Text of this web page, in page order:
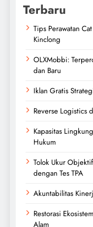
Terbaru
Tips Perawatan
Kinclong
OLXMobbi:
dan Baru
Iklan Gratis
Reverse Logistics
Kapasitas
Hukum
Tolok Ukur
dengan Tes TPA
Akuntabilitas
Restorasi
Alam